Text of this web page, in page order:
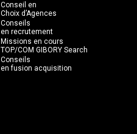
Conseil en
Choix d’Agences
Conseils
en recrutement
Missions en cours
TOP/COM GIBORY Search
Conseils
en fusion acquisition